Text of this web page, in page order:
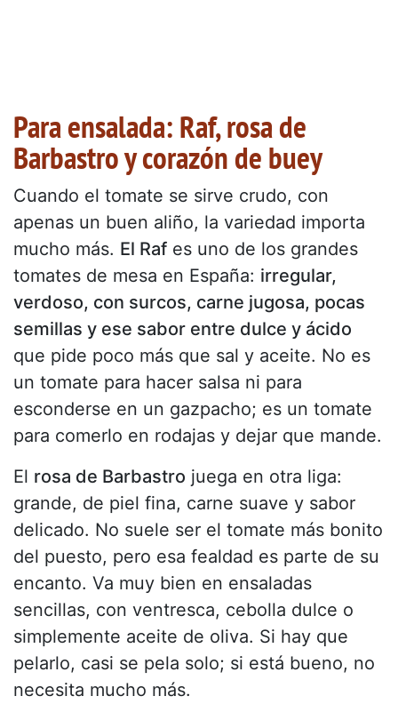
Para ensalada: Raf, rosa de
Barbastro y corazón de buey
Cuando el tomate se sirve crudo, con
apenas un buen aliño, la variedad importa
mucho más. El Raf es uno de los grandes
tomates de mesa en España: irregular,
verdoso, con surcos, carne jugosa, pocas
semillas y ese sabor entre dulce y ácido
que pide poco más que sal y aceite. No es
un tomate para hacer salsa ni para
esconderse en un gazpacho; es un tomate
para comerlo en rodajas y dejar que mande.
El rosa de Barbastro juega en otra liga:
grande, de piel fina, carne suave y sabor
delicado. No suele ser el tomate más bonito
del puesto, pero esa fealdad es parte de su
encanto. Va muy bien en ensaladas
sencillas, con ventresca, cebolla dulce o
simplemente aceite de oliva. Si hay que
pelarlo, casi se pela solo; si está bueno, no
necesita mucho más.